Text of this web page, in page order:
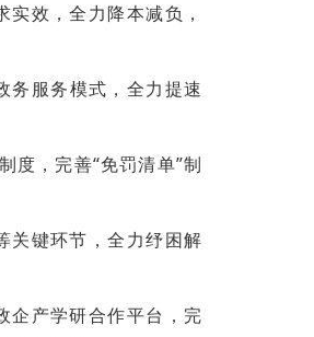
效，全力降本减负，
务服务模式，全力提速
度，完善“免罚清单”制
关键环节，全力纾困解
企产学研合作平台，完